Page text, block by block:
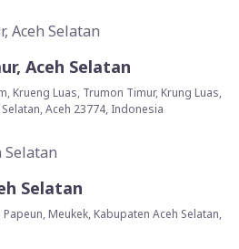
Aceh Selatan
Krueng Luas, Trumon Timur, Krung Luas,
Aceh 23774, Indonesia
Selatan
Meukek, Kabupaten Aceh Selatan,